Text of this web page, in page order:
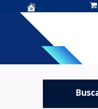
Centro de
OLADE -